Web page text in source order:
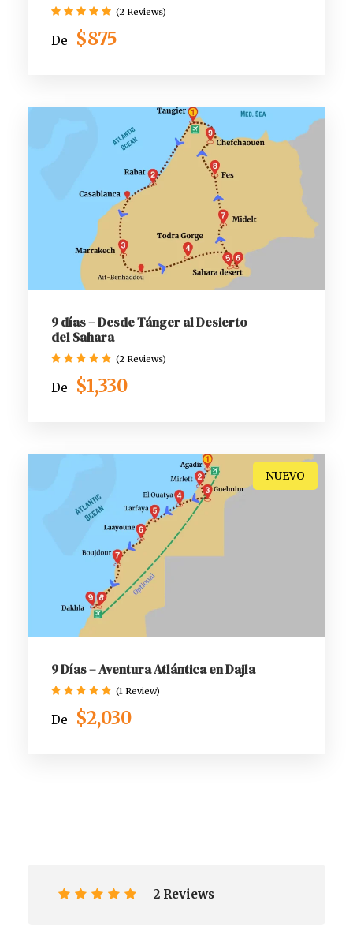
De $875
(2 Reviews)
9 días – Desde Tánger al Desierto
del Sahara
De $1,330
(2 Reviews)
NUEVO
9 Días – Aventura Atlántica en Dajla
De $2,030
(1 Review)
2 Reviews